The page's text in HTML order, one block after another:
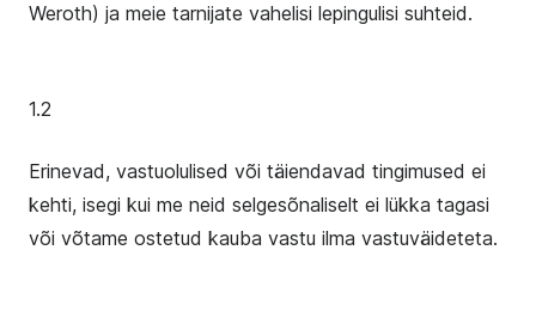
Weroth) ja meie tarnijate vahelisi lepingulisi suhteid.
1.2
Erinevad, vastuolulised või täiendavad tingimused ei
kehti, isegi kui me neid selgesõnaliselt ei lükka tagasi
või võtame ostetud kauba vastu ilma vastuväideteta.